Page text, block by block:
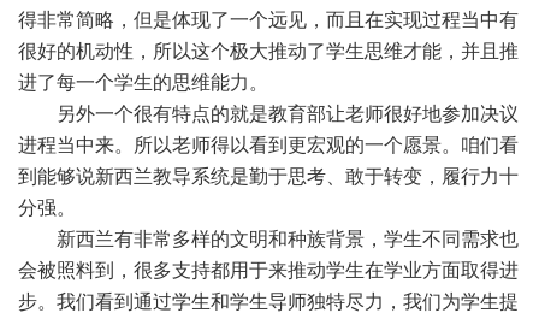
得非常简略，但是体现了一个远见，而且在实现过程当中有
很好的机动性，所以这个极大推动了学生思维才能，并且推
进了每一个学生的思维能力。
另外一个很有特点的就是教育部让老师很好地参加决议
进程当中来。所以老师得以看到更宏观的一个愿景。咱们看
到能够说新西兰教导系统是勤于思考、敢于转变，履行力十
分强。
新西兰有非常多样的文明和种族背景，学生不同需求也
会被照料到，很多支持都用于来推动学生在学业方面取得进
步。我们看到通过学生和学生导师独特尽力，我们为学生提